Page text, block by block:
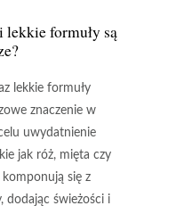
lekkie formuły są
lekkie formuły
znaczenie w
uwydatnienie
jak róż, mięta czy
się z
dodając świeżości i